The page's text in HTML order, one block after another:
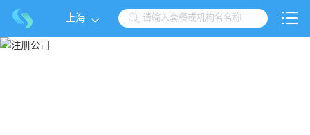
上海   请输入套餐或机构名名称 